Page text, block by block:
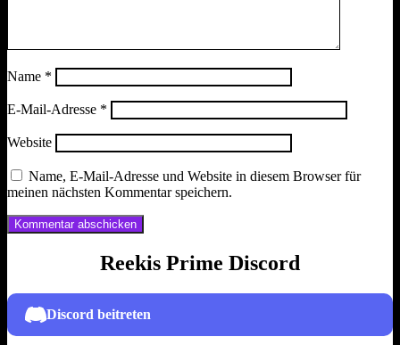
Name *
E-Mail-Adresse *
Website
Name, E-Mail-Adresse und Website in diesem Browser für
meinen nächsten Kommentar speichern.
Reekis Prime Discord
Discord beitreten